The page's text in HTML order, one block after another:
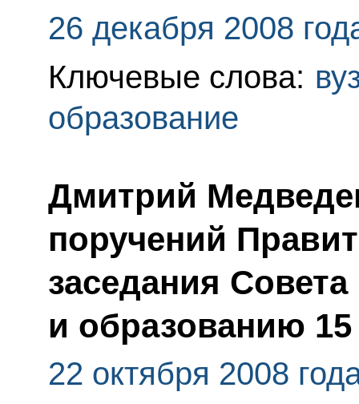
26 декабря 2008
Ключевые слова:
образование
Дмитрий
поручений
заседания
и образованию 15
22 октября 2008